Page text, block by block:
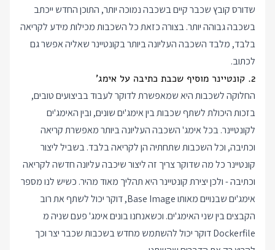
שדורס קובץ שכבר קיים בשכבה נמוכה יותר, התוכן החדש ייכתב
בשכבה גבוהה יותר. בצורה כזאת כל השכבות מכילות מידע לקריאה
בלבד, מלבד השכבה העליונה ביותר בקונטיינר שאליה אפשר גם
לכתוב.
2. קונטיינר מוסיף שכבת כתיבה על אימג'
החלוקה לשכבות היא שמאפשרת לדוקר לעבוד בביצועים טובים,
בזכות היכולת לשתף שכבות בין אימג'ים שונים, ובין האימג'ים
לקונטיינר. בכל אימג' השכבה העליונה ביותר מאפשרת קריאה
וכתיבה, וכל השכבות שתחתיה הן לקריאה בלבד. בשביל ליצור
קונטיינר כל מה שדוקר צריך זה ליצור שיכבה עליונה חדשה לקריאה
וכתיבה - ולכן יצירת קונטיינר היא תהליך מאוד מהיר. כשיש לנו מספר
אימג'ים שבנויים מאותו Base Image, דוקר יכול לשתף את רוב
הקבצים בין שני האימג'ים. וכשאנחנו בונים אימג' פעם שניה מ
Dockerfile דוקר יכול להשתמש מחדש בשכבות שכבר יצר וכך